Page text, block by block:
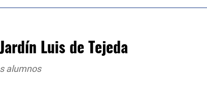
Luis de Tejeda
alumnos